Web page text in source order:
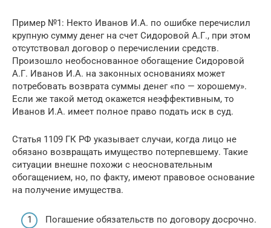
Пример №1: Некто Иванов И.А. по ошибке перечислил
крупную сумму денег на счет Сидоровой А.Г., при этом
отсутствовал договор о перечислении средств.
Произошло необоснованное обогащение Сидоровой
А.Г. Иванов И.А. на законных основаниях может
потребовать возврата суммы денег «по — хорошему».
Если же такой метод окажется неэффективным, то
Иванов И.А. имеет полное право подать иск в суд.
Статья 1109 ГК РФ указывает случаи, когда лицо не
обязано возвращать имущество потерпевшему. Такие
ситуации внешне похожи с неосновательным
обогащением, но, по факту, имеют правовое основание
на получение имущества.
Погашение обязательств по договору досрочно.